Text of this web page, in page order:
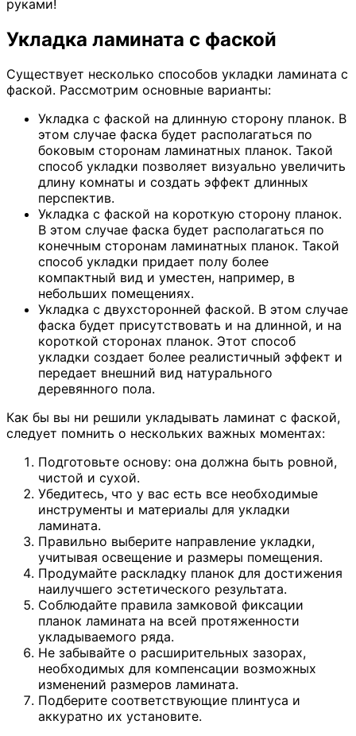
руками!
Укладка ламината с фаской
Существует несколько способов укладки ламината с
фаской. Рассмотрим основные варианты:
Укладка с фаской на длинную сторону планок. В
этом случае фаска будет располагаться по
боковым сторонам ламинатных планок. Такой
способ укладки позволяет визуально увеличить
длину комнаты и создать эффект длинных
перспектив.
Укладка с фаской на короткую сторону планок.
В этом случае фаска будет располагаться по
конечным сторонам ламинатных планок. Такой
способ укладки придает полу более
компактный вид и уместен, например, в
небольших помещениях.
Укладка с двухсторонней фаской. В этом случае
фаска будет присутствовать и на длинной, и на
короткой сторонах планок. Этот способ
укладки создает более реалистичный эффект и
передает внешний вид натурального
деревянного пола.
Как бы вы ни решили укладывать ламинат с фаской,
следует помнить о нескольких важных моментах:
Подготовьте основу: она должна быть ровной,
чистой и сухой.
Убедитесь, что у вас есть все необходимые
инструменты и материалы для укладки
ламината.
Правильно выберите направление укладки,
учитывая освещение и размеры помещения.
Продумайте раскладку планок для достижения
наилучшего эстетического результата.
Соблюдайте правила замковой фиксации
планок ламината на всей протяженности
укладываемого ряда.
Не забывайте о расширительных зазорах,
необходимых для компенсации возможных
изменений размеров ламината.
Подберите соответствующие плинтуса и
аккуратно их установите.